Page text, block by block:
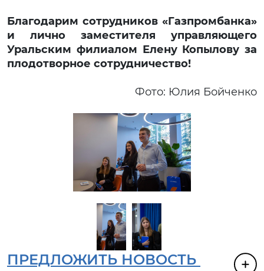
Благодарим сотрудников «Газпромбанка»
и лично заместителя управляющего
Уральским филиалом Елену Копылову за
плодотворное сотрудничество!
Фото: Юлия Бойченко
ПРЕДЛОЖИТЬ НОВОСТЬ